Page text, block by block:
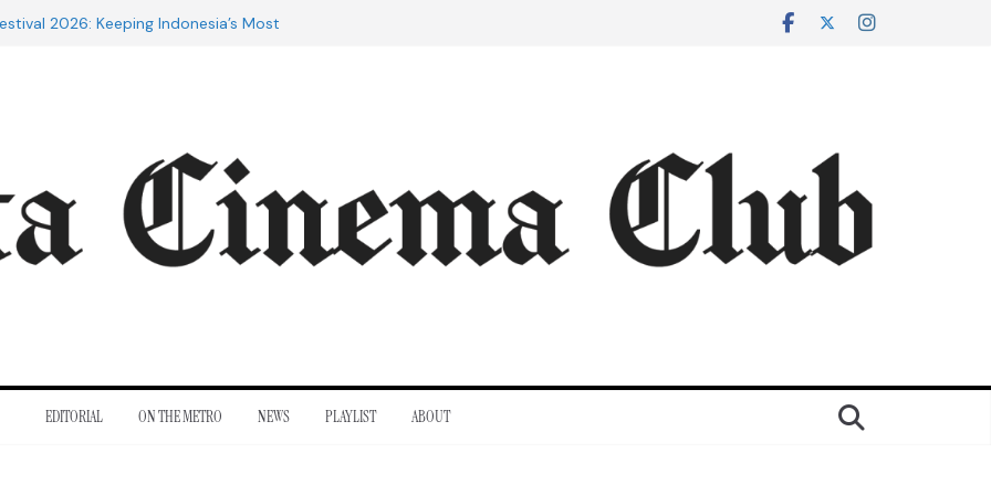
Still Endures
Lesmana Reconnects with Four
EDITORIAL ON THE METRO NEWS PLAYLIST ABOUT